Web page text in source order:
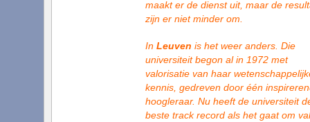
maakt er de dienst uit, maar de
zijn er niet minder om.
In Leuven is het weer anders. Die
universiteit begon al in 1972 met
valorisatie van haar
kennis, gedreven door één
hoogleraar. Nu heeft de universiteit
beste track record als het gaat om